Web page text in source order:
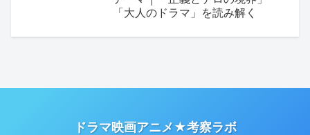
「大人のドラマ」を読み解く
ドラマ映画アニメ★考察ラボ